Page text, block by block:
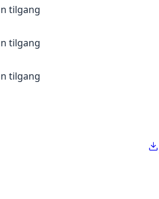
tilgang
tilgang
tilgang